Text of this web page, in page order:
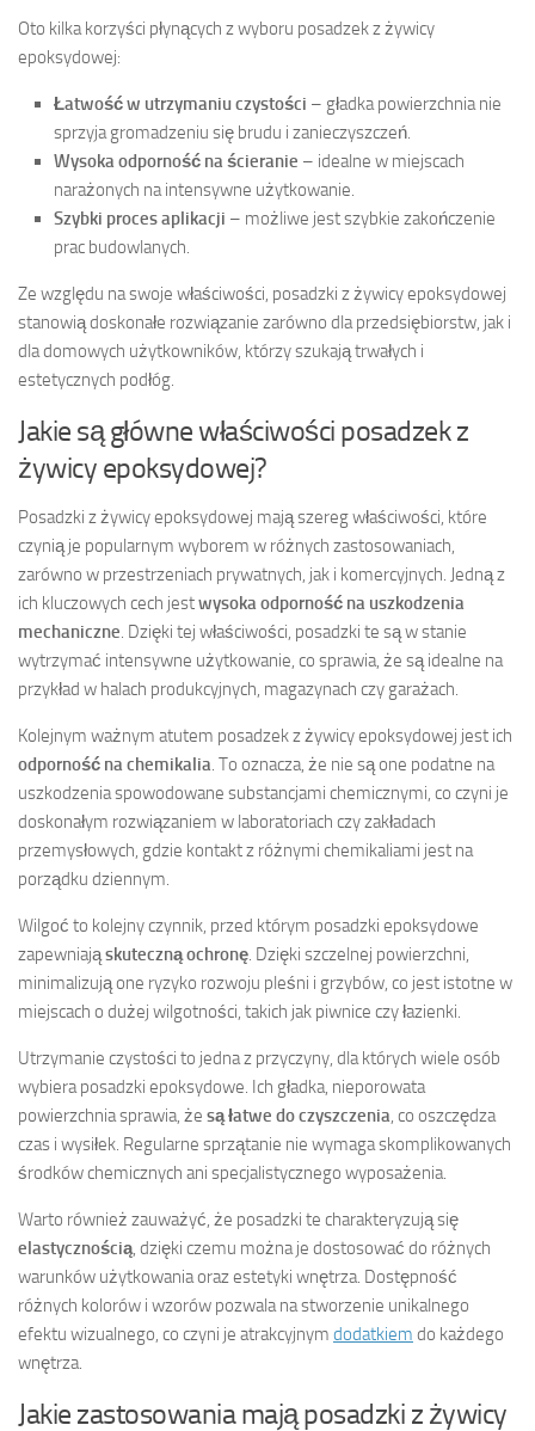
Oto kilka korzyści płynących z wyboru posadzek z żywicy
epoksydowej:
Łatwość w utrzymaniu czystości – gładka powierzchnia nie
sprzyja gromadzeniu się brudu i zanieczyszczeń.
Wysoka odporność na ścieranie – idealne w miejscach
narażonych na intensywne użytkowanie.
Szybki proces aplikacji – możliwe jest szybkie zakończenie
prac budowlanych.
Ze względu na swoje właściwości, posadzki z żywicy epoksydowej
stanowią doskonałe rozwiązanie zarówno dla przedsiębiorstw, jak i
dla domowych użytkowników, którzy szukają trwałych i
estetycznych podłóg.
Jakie są główne właściwości posadzek z
żywicy epoksydowej?
Posadzki z żywicy epoksydowej mają szereg właściwości, które
czynią je popularnym wyborem w różnych zastosowaniach,
zarówno w przestrzeniach prywatnych, jak i komercyjnych. Jedną z
ich kluczowych cech jestwysoka odporność na uszkodzenia
mechaniczne. Dzięki tej właściwości, posadzki te są w stanie
wytrzymać intensywne użytkowanie, co sprawia, że są idealne na
przykład w halach produkcyjnych, magazynach czy garażach.
Kolejnym ważnym atutem posadzek z żywicy epoksydowej jest ich
odporność na chemikalia. To oznacza, że nie są one podatne na
uszkodzenia spowodowane substancjami chemicznymi, co czyni je
doskonałym rozwiązaniem w laboratoriach czy zakładach
przemysłowych, gdzie kontakt z różnymi chemikaliami jest na
porządku dziennym.
Wilgoć to kolejny czynnik, przed którym posadzki epoksydowe
zapewniająskuteczną ochronę. Dzięki szczelnej powierzchni,
minimalizują one ryzyko rozwoju pleśni i grzybów, co jest istotne w
miejscach o dużej wilgotności, takich jak piwnice czy łazienki.
Utrzymanie czystości to jedna z przyczyny, dla których wiele osób
wybiera posadzki epoksydowe. Ich gładka, nieporowata
powierzchnia sprawia, że są łatwe do czyszczenia, co oszczędza
czas i wysiłek. Regularne sprzątanie nie wymaga skomplikowanych
środków chemicznych ani specjalistycznego wyposażenia.
Warto również zauważyć, że posadzki te charakteryzują się
elastycznością, dzięki czemu można je dostosować do różnych
warunków użytkowania oraz estetyki wnętrza. Dostępność
różnych kolorów i wzorów pozwala na stworzenie unikalnego
efektu wizualnego, co czyni je atrakcyjnym dodatkiem do każdego
wnętrza.
Jakie zastosowania mają posadzki z żywicy